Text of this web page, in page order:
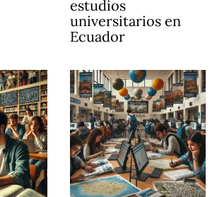
estudios
universitarios en
Ecuador